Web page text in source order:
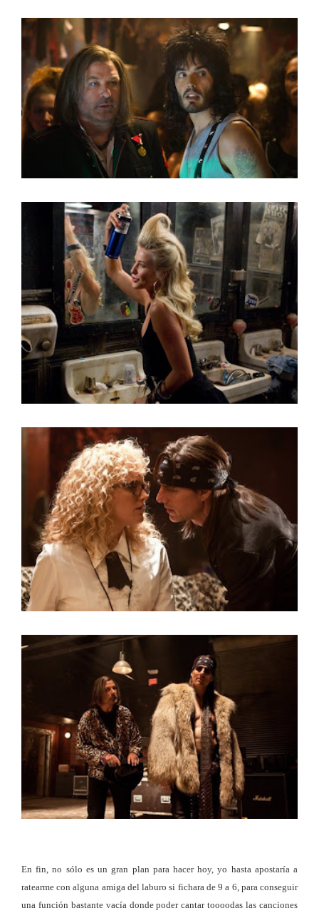
En fin, no sólo es un gran plan para hacer hoy, yo hasta apostaría a
ratearme con alguna amiga del laburo si fichara de 9 a 6, para conseguir
una función bastante vacía donde poder cantar toooodas las canciones